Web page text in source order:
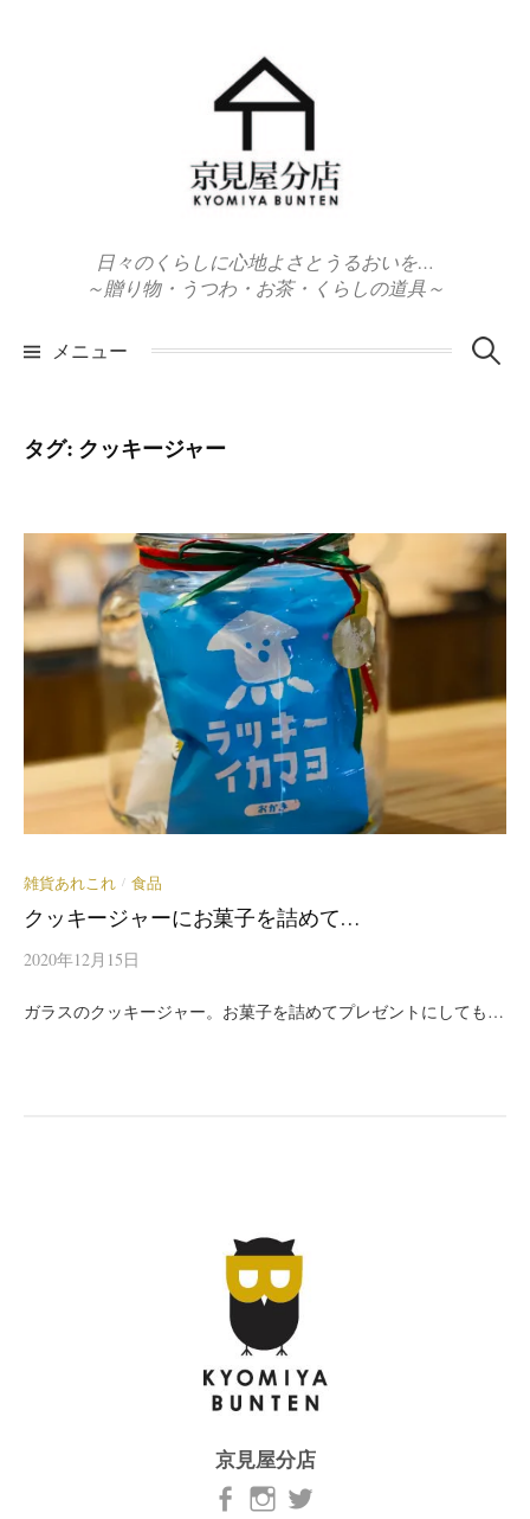
日々のくらしに心地よさとうるおいを…
～贈り物・うつわ・お茶・くらしの道具～
メニュー 検
タグ: クッキージャー
雑貨あれこれ / 食品
クッキージャーにお菓子を詰めて…
2020年12月15日
ガラスのクッキージャー。お菓子を詰めてプレゼントにしても…
京見屋分店